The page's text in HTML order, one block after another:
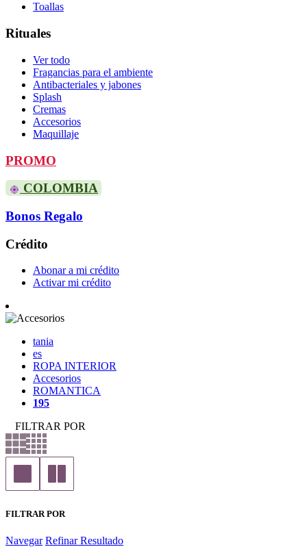
Toallas
Rituales
Ver todo
Fragancias para el ambiente
Antibacteriales y jabones
Splash
Cremas
Accesorios
Maquillaje
PROMO
COLOMBIA
Bonos Regalo
Crédito
Abonar a mi crédito
Activar mi crédito
tania
es
ROPA INTERIOR
Accesorios
ROMANTICA
195
FILTRAR POR
FILTRAR POR
Navegar Refinar Resultado